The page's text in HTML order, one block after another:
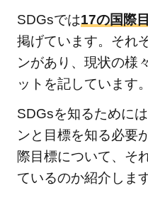
がいも
経済成
長も」
の関連
2.9
⑨産
業と
技術
SDGsでは17の国際
掲げています。それ
ンがあり、現状の様
ットを記しています。
SDGsを知るために
ンと目標を知る必要
際目標について、そ
ているのか紹介します